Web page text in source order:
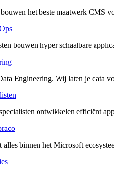
het beste maatwerk CMS
bouwen hyper schaalbare
Engineering. Wij laten je data
ontwikkelen efficiënt
alles binnen het Microsoft